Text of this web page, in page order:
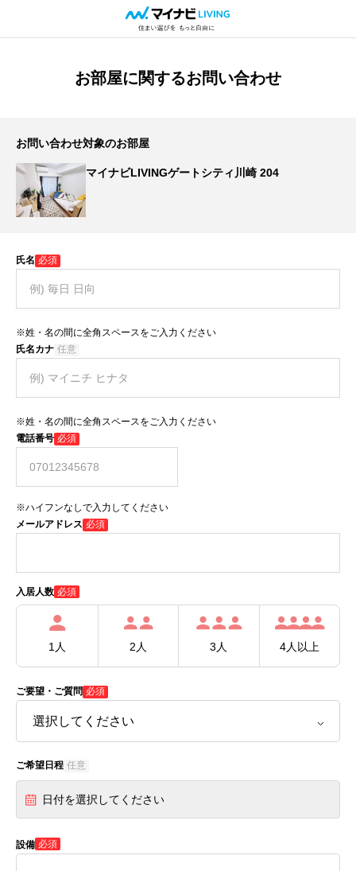
お部屋に関するお問い合わせ
お問い合わせ対象のお部屋
マイナビLIVINGゲートシティ川崎 204
氏名 必須
※姓・名の間に全角スペースをご入力ください
氏名カナ 任意
※姓・名の間に全角スペースをご入力ください
電話番号 必須
※ハイフンなしで入力してください
メールアドレス 必須
入居人数 必須
1人 2人 3人 4人以上
ご要望・ご質問 必須
ご希望日程 任意
日付を選択してください
設備 必須